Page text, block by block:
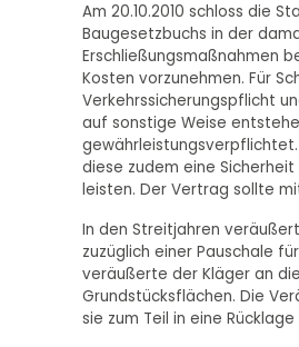
Am 20.10.2010 schloss die
Baugesetzbuchs in der
Erschließungsmaßnahmen
Kosten vorzunehmen. Für
Verkehrssicherungspflicht
auf sonstige Weise
diese zudem eine
leisten. Der Vertrag sollte
In den Streitjahren
zuzüglich einer Pauschale
veräußerte der Kläger an
Grundstücksflächen. Die
sie zum Teil in eine